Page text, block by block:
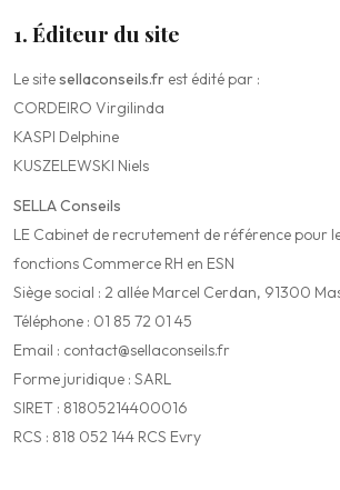
1. Éditeur du site
Le sitesellaconseils.fr est édité par :
CORDEIRO Virgilinda
KASPI Delphine
KUSZELEWSKI Niels
SELLA Conseils
LE Cabinet de recrutement de référence pour
fonctions Commerce RH en ESN
Siège social : 2 allée Marcel Cerdan, 91300
Téléphone : 01 85 72 01 45
Email : contact@sellaconseils.fr
Forme juridique : SARL
SIRET : 81805214400016
RCS : 818 052 144 RCS Evry